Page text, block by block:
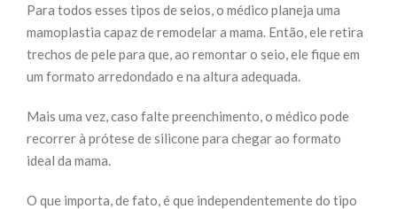
Para todos esses tipos de seios, o médico planeja uma
mamoplastia capaz de remodelar a mama. Então, ele retira
trechos de pele para que, ao remontar o seio, ele fique em
um formato arredondado e na altura adequada.
Mais uma vez, caso falte preenchimento, o médico pode
recorrer à prótese de silicone para chegar ao formato
ideal da mama.
O que importa, de fato, é que independentemente do tipo